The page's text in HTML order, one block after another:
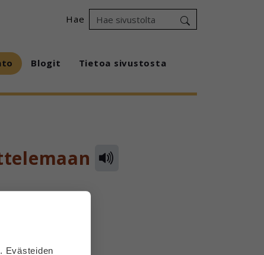
Hae
Blogit Tietoa sivustosta
Evästeiden